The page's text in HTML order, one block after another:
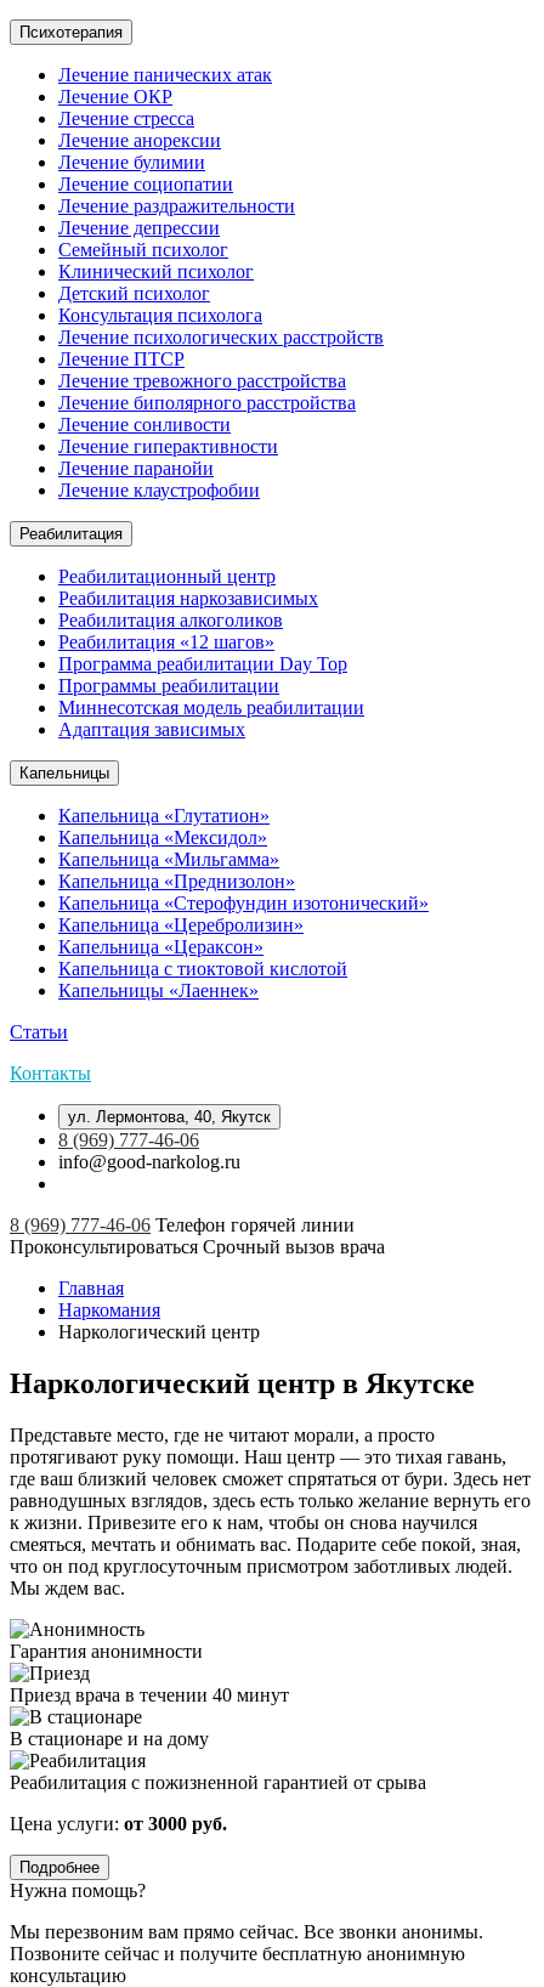
Психотерапия
Лечение панических атак
Лечение ОКР
Лечение стресса
Лечение анорексии
Лечение булимии
Лечение социопатии
Лечение раздражительности
Лечение депрессии
Семейный психолог
Клинический психолог
Детский психолог
Консультация психолога
Лечение психологических расстройств
Лечение ПТСР
Лечение тревожного расстройства
Лечение биполярного расстройства
Лечение сонливости
Лечение гиперактивности
Лечение паранойи
Лечение клаустрофобии
Реабилитация
Реабилитационный центр
Реабилитация наркозависимых
Реабилитация алкоголиков
Реабилитация «12 шагов»
Программа реабилитации Day Top
Программы реабилитации
Миннесотская модель реабилитации
Адаптация зависимых
Капельницы
Капельница «Глутатион»
Капельница «Мексидол»
Капельница «Мильгамма»
Капельница «Преднизолон»
Капельница «Стерофундин изотонический»
Капельница «Церебролизин»
Капельница «Цераксон»
Капельница с тиоктовой кислотой
Капельницы «Лаеннек»
Статьи
Контакты
ул. Лермонтова, 40, Якутск
8 (969) 777-46-06
info@good-narkolog.ru
8 (969) 777-46-06 Телефон горячей линии
Проконсультироваться Срочный вызов врача
Главная
Наркомания
Наркологический центр
Наркологический центр в Якутске
Представьте место, где не читают морали, а просто
протягивают руку помощи. Наш центр — это тихая гавань,
где ваш близкий человек сможет спрятаться от бури. Здесь нет
равнодушных взглядов, здесь есть только желание вернуть его
к жизни. Привезите его к нам, чтобы он снова научился
смеяться, мечтать и обнимать вас. Подарите себе покой, зная,
что он под круглосуточным присмотром заботливых людей.
Мы ждем вас.
Гарантия анонимности
Приезд врача в течении 40 минут
В стационаре и на дому
Реабилитация с пожизненной гарантией от срыва
Цена услуги: от 3000 руб.
Подробнее
Нужна помощь?
Мы перезвоним вам прямо сейчас. Все звонки анонимы.
Позвоните сейчас и получите бесплатную анонимную
консультацию